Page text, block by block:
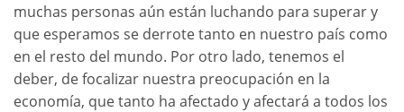
muchas personas aún están luchando para superar y
que esperamos se derrote tanto en nuestro país como
en el resto del mundo. Por otro lado, tenemos el
deber, de focalizar nuestra preocupación en la
economía, que tanto ha afectado y afectará a todos los